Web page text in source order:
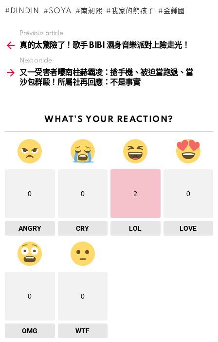
DINDIN SOYA 南昶熙 我家的熊孩子 金鍾國
more
Previous article
真的太驚險了！歌手 BIBI 濕身音樂派對上險走光！
Next article
又一受害者曝南柱赫霸凌：搶手機、被迫當跑退、當
沙包群毆！所屬社再回應：不是事實
WHAT'S YOUR REACTION?
0
ANGRY
0
CRY
2
LOL
0
LOVE
0
OMG
0
WTF